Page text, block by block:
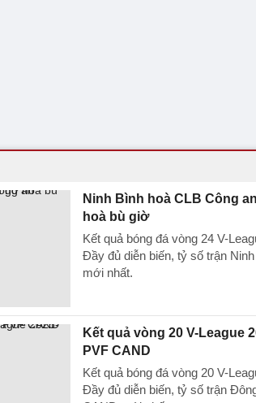
Ninh Bình hoà CLB Công
hoà bù giờ
Kết quả bóng đá vòng 24 V-
Đầy đủ diễn biến, tỷ số trận
mới nhất.
Kết quả vòng 20 V-League
PVF CAND
Kết quả bóng đá vòng 20 V-
Đầy đủ diễn biến, tỷ số trận